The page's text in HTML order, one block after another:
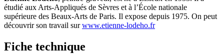
étudié aux Arts-Appliqués de Sèvres et à l’École nationale
supérieure des Beaux-Arts de Paris. Il expose depuis 1975. On peut
découvrir son travail surwww.etienne-lodeho.fr
Fiche technique